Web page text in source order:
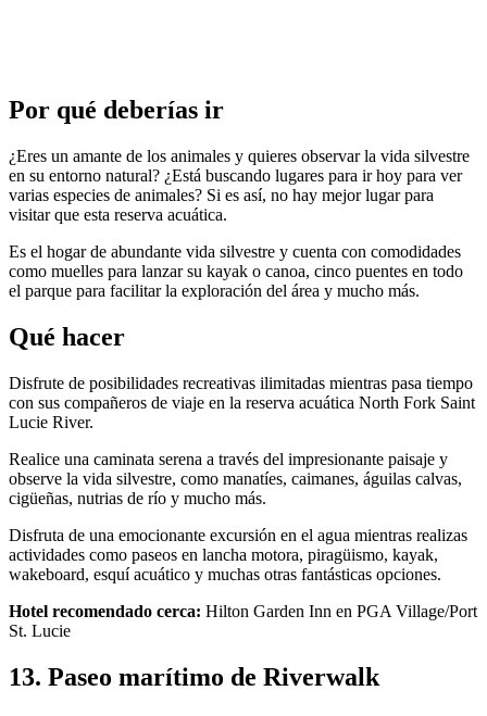
Por qué deberías ir
¿Eres un amante de los animales y quieres observar la vida silvestre
en su entorno natural? ¿Está buscando lugares para ir hoy para ver
varias especies de animales? Si es así, no hay mejor lugar para
visitar que esta reserva acuática.
Es el hogar de abundante vida silvestre y cuenta con comodidades
como muelles para lanzar su kayak o canoa, cinco puentes en todo
el parque para facilitar la exploración del área y mucho más.
Qué hacer
Disfrute de posibilidades recreativas ilimitadas mientras pasa tiempo
con sus compañeros de viaje en la reserva acuática North Fork Saint
Lucie River.
Realice una caminata serena a través del impresionante paisaje y
observe la vida silvestre, como manatíes, caimanes, águilas calvas,
cigüeñas, nutrias de río y mucho más.
Disfruta de una emocionante excursión en el agua mientras realizas
actividades como paseos en lancha motora, piragüismo, kayak,
wakeboard, esquí acuático y muchas otras fantásticas opciones.
Hotel recomendado cerca: Hilton Garden Inn en PGA Village/Port
St. Lucie
13. Paseo marítimo de Riverwalk